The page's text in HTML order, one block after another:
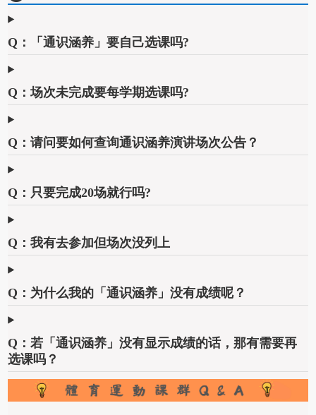
Q：「通识涵养」要自己选课吗?
Q：场次未完成要每学期选课吗?
Q：请问要如何查询通识涵养演讲场次公告？
Q：只要完成20场就行吗?
Q：我有去参加但场次没列上
Q：为什么我的「通识涵养」没有成绩呢？
Q：若「通识涵养」没有显示成绩的话，那有需要再
选课吗？